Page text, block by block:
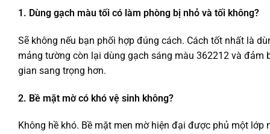
1. Dùng gạch màu tối có làm phòng bị nhỏ và tối không?
Sẽ không nếu bạn phối hợp đúng cách. Cách tốt nhất là
mảng tường còn lại dùng gạch sáng màu 362212 và
gian sang trọng hơn.
2. Bề mặt mờ có khó vệ sinh không?
Không hề khó. Bề mặt men mờ hiện đại được phủ một